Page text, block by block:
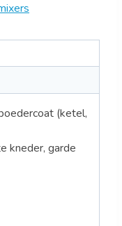
(ketel,
kneder, garde